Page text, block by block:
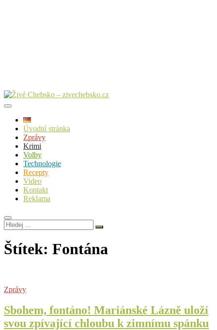
Úvodní stránka
Zprávy
Krimi
Volby
Technologie
Recepty
Video
Kontakt
Reklama
Hledej
…
Štítek: Fontána
Zprávy
Sbohem, fontáno! Mariánské Lázně uloží
svou zpívající chloubu k zimnímu spánku